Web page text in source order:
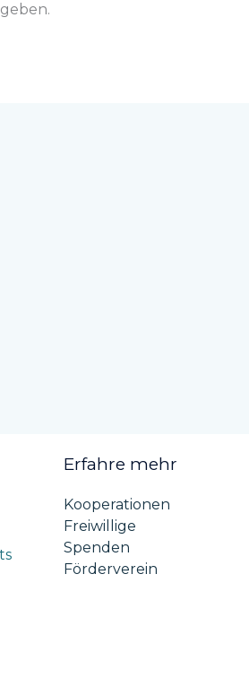
Erfahre mehr
Kooperationen
Freiwillige
Spenden
Förderverein